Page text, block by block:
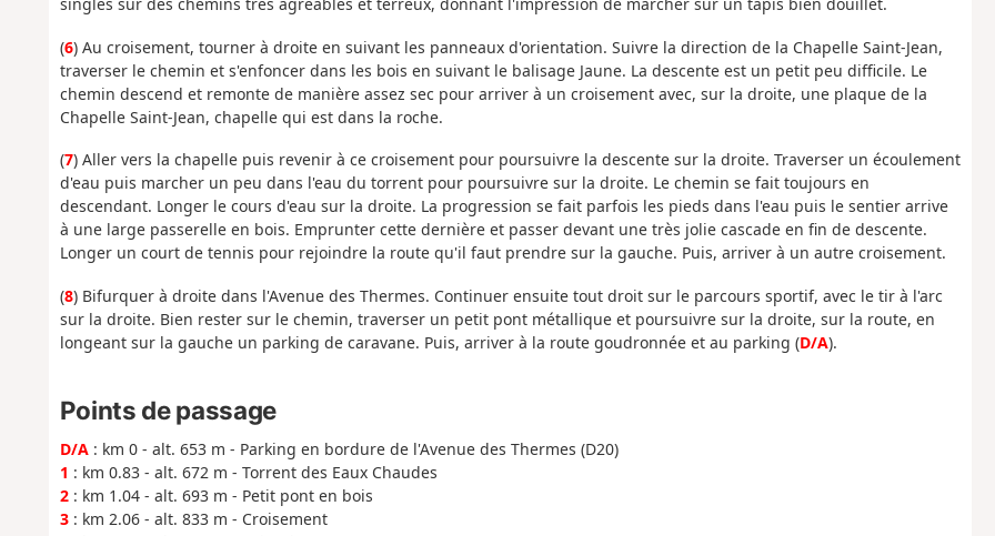
(6) Au croisement, tourner à droite en suivant les panneaux d'orientation. Suivre la direction de la Chapelle Saint-Jean,
traverser le chemin et s'enfoncer dans les bois en suivant le balisage Jaune. La descente est un petit peu difficile. Le
chemin descend et remonte de manière assez sec pour arriver à un croisement avec, sur la droite, une plaque de la
Chapelle Saint-Jean, chapelle qui est dans la roche.
(7) Aller vers la chapelle puis revenir à ce croisement pour poursuivre la descente sur la droite. Traverser un écoulement
d'eau puis marcher un peu dans l'eau du torrent pour poursuivre sur la droite. Le chemin se fait toujours en
descendant. Longer le cours d'eau sur la droite. La progression se fait parfois les pieds dans l'eau puis le sentier arrive
à une large passerelle en bois. Emprunter cette dernière et passer devant une très jolie cascade en fin de descente.
Longer un court de tennis pour rejoindre la route qu'il faut prendre sur la gauche. Puis, arriver à un autre croisement.
(8) Bifurquer à droite dans l'Avenue des Thermes. Continuer ensuite tout droit sur le parcours sportif, avec le tir à l'arc
sur la droite. Bien rester sur le chemin, traverser un petit pont métallique et poursuivre sur la droite, sur la route, en
longeant sur la gauche un parking de caravane. Puis, arriver à la route goudronnée et au parking (D/A).
Points de passage
D/A: km 0 - alt. 653 m - Parking en bordure de l'Avenue des Thermes (D20)
1 : km 0.83 - alt. 672 m - Torrent des Eaux Chaudes
2: km 1.04 - alt. 693 m - Petit pont en bois
3: km 2.06 - alt. 833 m - Croisement